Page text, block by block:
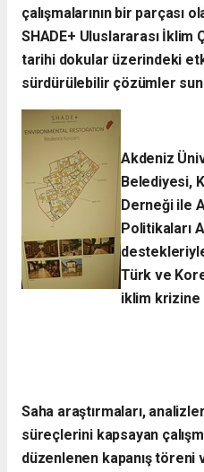
çalışmalarının bir parçası
SHADE+ Uluslararası İklim
tarihi dokular üzerindeki
sürdürülebilir çözümler
Akdeniz
Belediyesi,
Derneği ile
Politikaları
Türk ve
iklim krizine
Saha araştırmaları,
süreçlerini kapsayan
düzenlenen kapanış